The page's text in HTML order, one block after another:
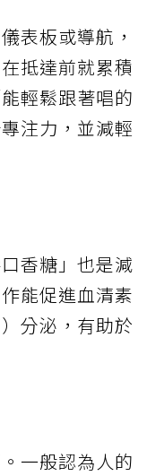
表板或導航，
抵達前就累積
輕鬆跟著唱的
注力，並減輕
香糖」也是減
能促進血清素
分泌，有助於
一般認為人的